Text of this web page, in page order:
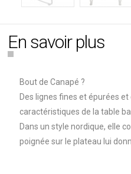
En savoir plus
Bout de Canapé ?
Des lignes fines et épurées
caractéristiques de la table
Dans un style nordique, elle
poignée sur le plateau lui